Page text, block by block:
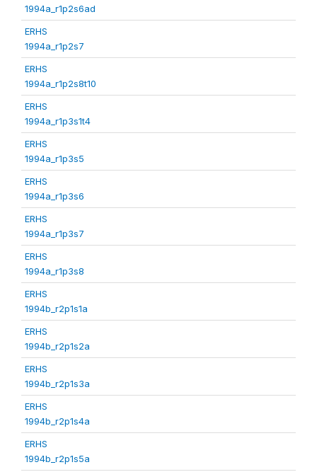
1994a_r1p2s6ad
ERHS
1994a_r1p2s7
ERHS
1994a_r1p2s8t10
ERHS
1994a_r1p3s1t4
ERHS
1994a_r1p3s5
ERHS
1994a_r1p3s6
ERHS
1994a_r1p3s7
ERHS
1994a_r1p3s8
ERHS
1994b_r2p1s1a
ERHS
1994b_r2p1s2a
ERHS
1994b_r2p1s3a
ERHS
1994b_r2p1s4a
ERHS
1994b_r2p1s5a